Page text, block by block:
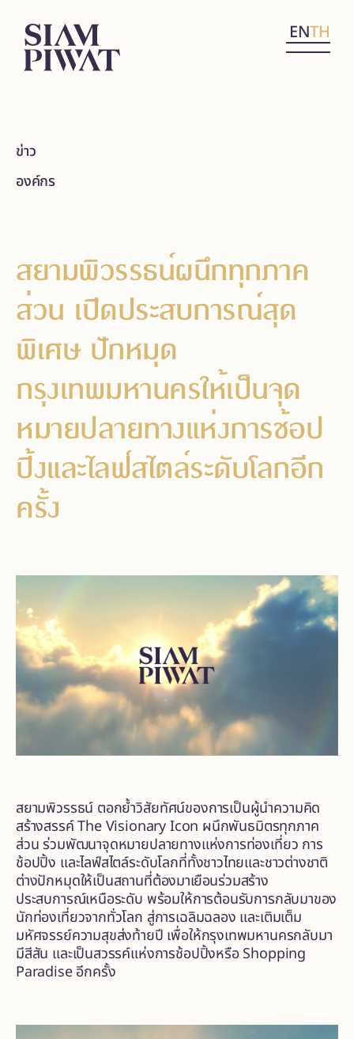
ENTH
ข่าว
องค์กร
สยามพิวรรธน์ผนึกทุกภาค
ส่วน เปิดประสบการณ์สุด
พิเศษ ปักหมุด
กรุงเทพมหานครให้เป็นจุด
หมายปลายทางแห่งการช้อป
ปิ้งและไลฟ์สไตล์ระดับโลกอีก
ครั้ง
สยามพิวรรธน์ ตอกย้ำวิสัยทัศน์ของการเป็นผู้นำความคิด
สร้างสรรค์ The Visionary Icon ผนึกพันธมิตรทุกภาค
ส่วน ร่วมพัฒนาจุดหมายปลายทางแห่งการท่องเที่ยว การ
ช้อปปิ้ง และไลฟ์สไตล์ระดับโลกที่ทั้งชาวไทยและชาวต่างชาติ
ต่างปักหมุดให้เป็นสถานที่ต้องมาเยือนร่วมสร้าง
ประสบการณ์เหนือระดับ พร้อมให้การต้อนรับการกลับมาของ
นักท่องเที่ยวจากทั่วโลก สู่การเฉลิมฉลอง และเติมเต็ม
มหัศจรรย์ความสุขส่งท้ายปี เพื่อให้กรุงเทพมหานครกลับมา
มีสีสัน และเป็นสวรรค์แห่งการช้อปปิ้งหรือ Shopping
Paradise อีกครั้ง